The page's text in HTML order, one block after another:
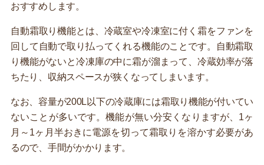
おすすめします。
自動霜取り機能とは、冷蔵室や冷凍室に付く霜をファンを
回して自動で取り払ってくれる機能のことです。自動霜取
り機能がないと冷凍庫の中に霜が溜まって、冷蔵効率が落
ちたり、収納スペースが狭くなってしまいます。
なお、容量が200L以下の冷蔵庫には霜取り機能が付いてい
ないことが多いです。機能が無い分安くなりますが、1ヶ
月～1ヶ月半おきに電源を切って霜取りを溶かす必要があ
るので、手間がかかります。